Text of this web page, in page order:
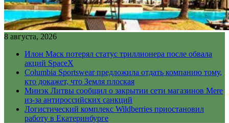
8 августа, 2026
Илон Маск потерял статус триллионера после обвала
акций SpaceX
Columbia Sportswear предложила отдать компанию тому,
кто докажет, что Земля плоская
Минэк Литвы сообщил о закрытии сети магазинов Mere
из-за антироссийских санкций
Логистический комплекс Wildberries приостановил
работу в Екатеринбурге